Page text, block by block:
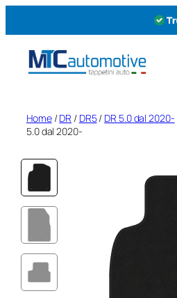
Home/DR / DR5/ DR 5.0 dal 2020-
5.0 dal 2020-